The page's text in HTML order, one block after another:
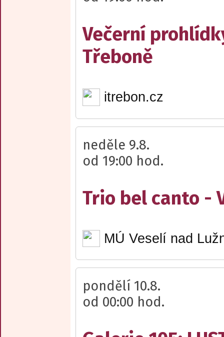
Večerní
Třeboně
itrebon.cz
neděle 9.8.
od 19:00 hod.
Trio bel canto -
MÚ Veselí nad
pondělí 10.8.
od 00:00 hod.